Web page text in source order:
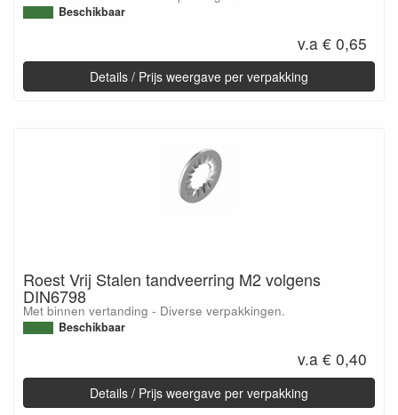
Beschikbaar
v.a € 0,65
Details / Prijs weergave per verpakking
Roest Vrij Stalen tandveerring M2 volgens
DIN6798
Met binnen vertanding - Diverse verpakkingen.
Beschikbaar
v.a € 0,40
Details / Prijs weergave per verpakking